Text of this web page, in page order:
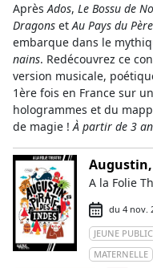
AprèsAdos, Le Bossu de
Dragons etAu Pays du
embarque dans le
nains. Redécouvrez ce
version musicale,
1ère fois en France sur
hologrammes et du
de magie !À partir de 3
A la Folie
du 4 nov.
JEUNE PUBLIC
MATERNELLE